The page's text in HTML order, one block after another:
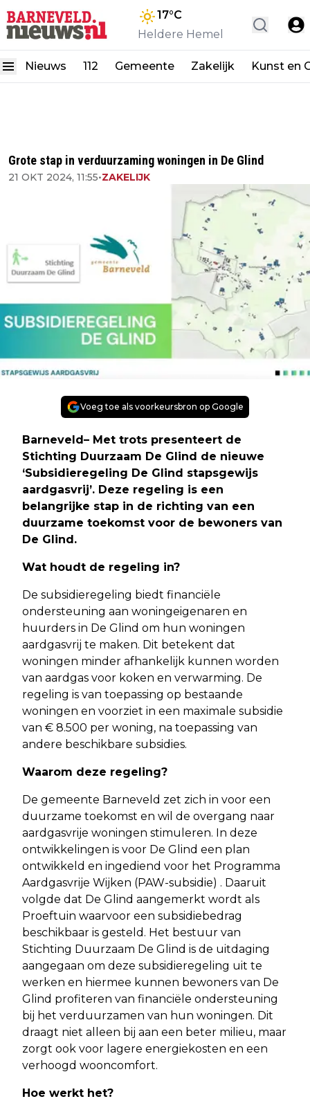
17°C
Heldere Hemel
Nieuws 112 Gemeente Zakelijk Kunst en
Grote stap in verduurzaming woningen in De Glind
21 OKT 2024, 11:55•ZAKELIJK
Voeg toe als voorkeursbron op Google
Barneveld– Met trots presenteert de
Stichting Duurzaam De Glind de nieuwe
‘Subsidieregeling De Glind stapsgewijs
aardgasvrij’. Deze regeling is een
belangrijke stap in de richting van een
duurzame toekomst voor de bewoners van
De Glind.
Wat houdt de regeling in?
De subsidieregeling biedt financiële
ondersteuning aan woningeigenaren en
huurders in De Glind om hun woningen
aardgasvrij te maken. Dit betekent dat
woningen minder afhankelijk kunnen worden
van aardgas voor koken en verwarming. De
regeling is van toepassing op bestaande
woningen en voorziet in een maximale subsidie
van € 8.500 per woning, na toepassing van
andere beschikbare subsidies.
Waarom deze regeling?
De gemeente Barneveld zet zich in voor een
duurzame toekomst en wil de overgang naar
aardgasvrije woningen stimuleren. In deze
ontwikkelingen is voor De Glind een plan
ontwikkeld en ingediend voor het Programma
Aardgasvrije Wijken (PAW-subsidie) . Daaruit
volgde dat De Glind aangemerkt wordt als
Proeftuin waarvoor een subsidiebedrag
beschikbaar is gesteld. Het bestuur van
Stichting Duurzaam De Glind is de uitdaging
aangegaan om deze subsidieregeling uit te
werken en hiermee kunnen bewoners van De
Glind profiteren van financiële ondersteuning
bij het verduurzamen van hun woningen. Dit
draagt niet alleen bij aan een beter milieu, maar
zorgt ook voor lagere energiekosten en een
verhoogd wooncomfort.
Hoe werkt het?